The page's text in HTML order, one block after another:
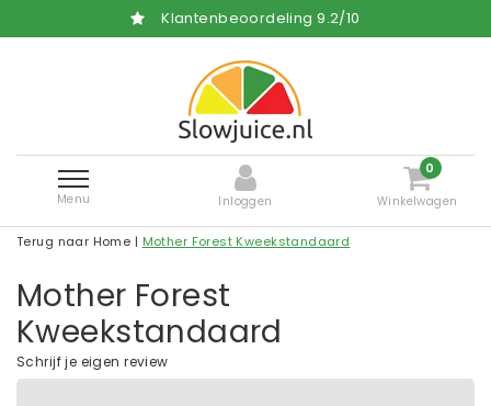
Klantenbeoordeling9.2/10
Menu Inloggen
0
Winkelwagen
Terug naar Home | Mother Forest Kweekstandaard
Mother Forest
Kweekstandaard
Schrijf je eigen review